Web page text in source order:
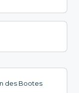
des Bootes